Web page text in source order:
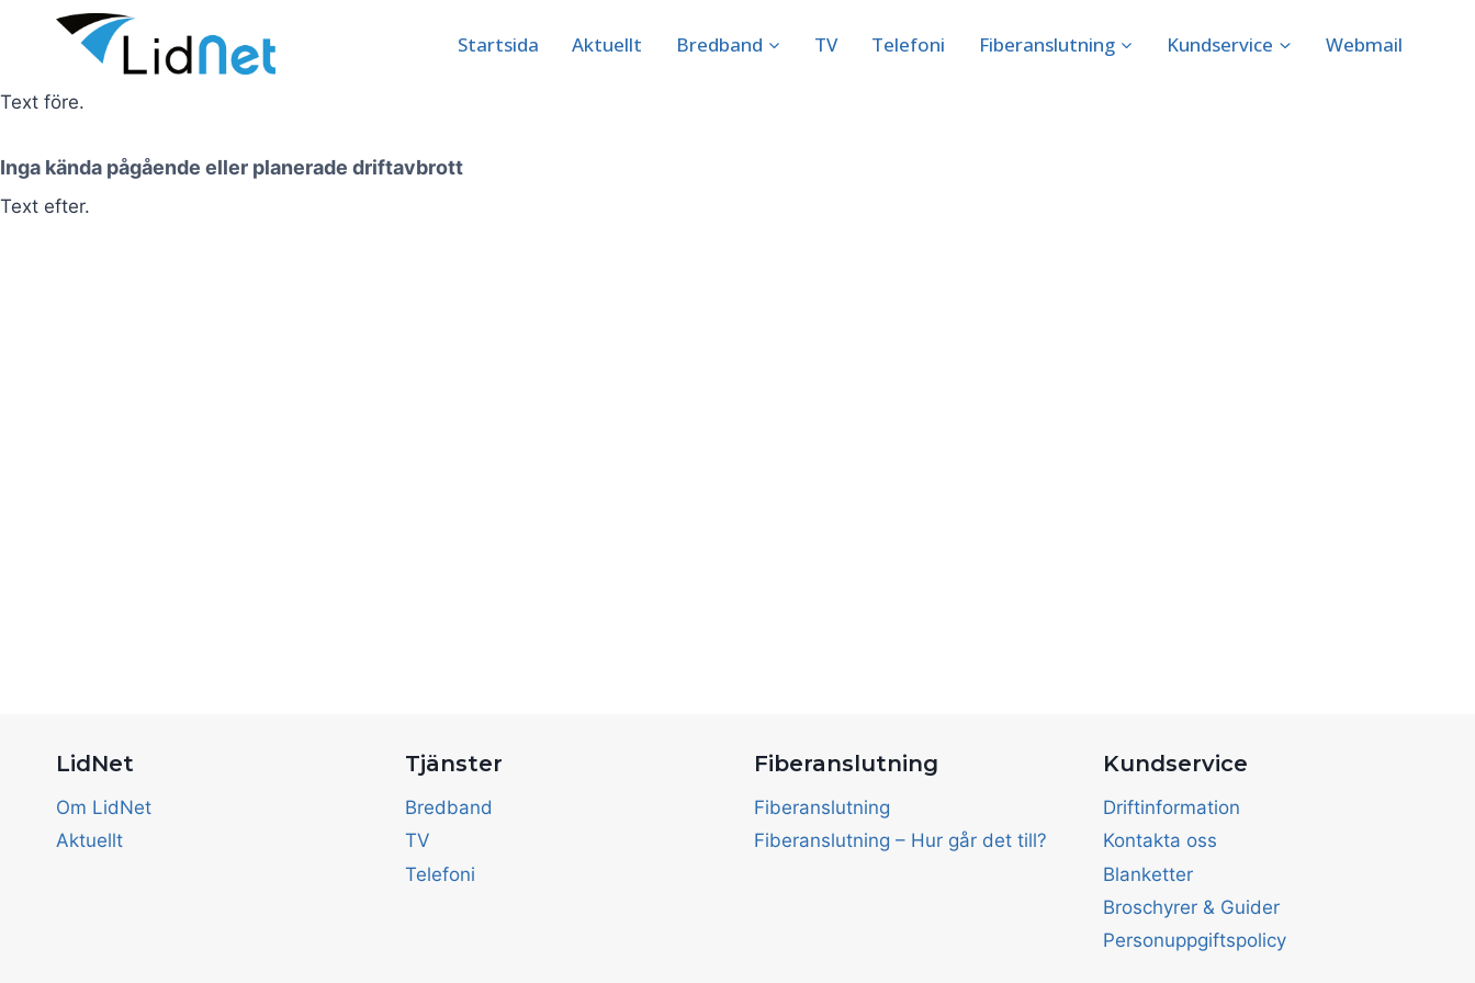
Startsida Aktuellt Bredband TV Telefoni Fiberanslutning Kundservice Webmail
Text före.
Inga kända pågående eller planerade driftavbrott
Text efter.
LidNet
Om LidNet
Aktuellt
Tjänster
Bredband
TV
Telefoni
Fiberanslutning
Fiberanslutning
Fiberanslutning – Hur går det till?
Kundservice
Driftinformation
Kontakta oss
Blanketter
Broschyrer & Guider
Personuppgiftspolicy